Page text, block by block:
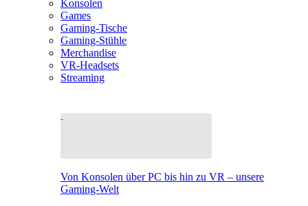
Konsolen
Games
Gaming-Tische
Gaming-Stühle
Merchandise
VR-Headsets
Streaming
Von Konsolen über PC bis hin zu VR – unsere
Gaming-Welt